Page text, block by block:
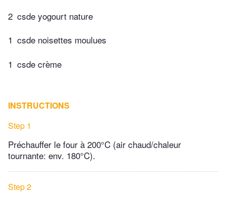
2 csde yogourt nature
1 csde noisettes moulues
1 csde crème
INSTRUCTIONS
Step 1
Préchauffer le four à 200°C (air chaud/chaleur
tournante: env. 180°C).
Step 2